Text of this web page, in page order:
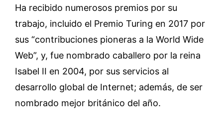
Ha recibido numerosos premios por su
trabajo, incluido el Premio Turing en 2017 por
sus “contribuciones pioneras a la World Wide
Web”, y, fue nombrado caballero por la reina
Isabel II en 2004, por sus servicios al
desarrollo global de Internet; además, de ser
nombrado mejor británico del año.